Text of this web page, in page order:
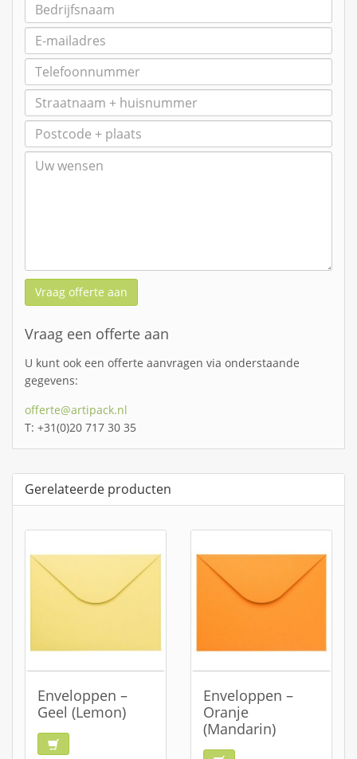
Vraag offerte aan
Vraag een offerte aan
U kunt ook een offerte aanvragen via onderstaande
gegevens:
offerte@artipack.nl
T: +31(0)20 717 30 35
Gerelateerde producten
Enveloppen –
Geel (Lemon)
Enveloppen –
Oranje
(Mandarin)